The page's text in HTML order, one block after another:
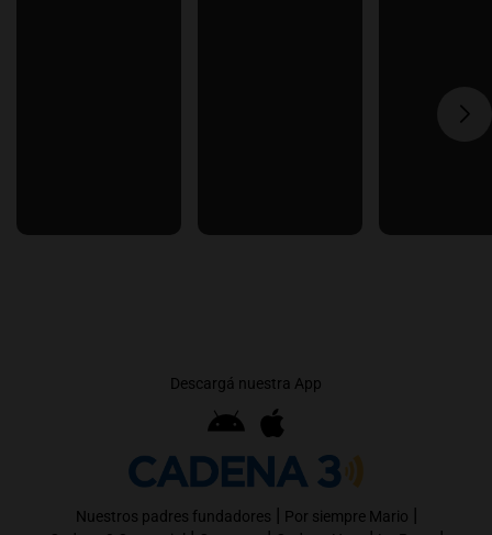
Descargá nuestra App
Nuestros padres fundadores | Por siempre Mario |